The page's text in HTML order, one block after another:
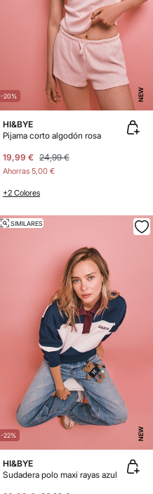
-20% NEW
HI&BYE
Pijama corto algodón rosa
19,99 € 24,99 €
Ahorras 5,00 €
+2 Colores
-22% NEW
SIMILARES
HI&BYE
Sudadera polo maxi rayas azul